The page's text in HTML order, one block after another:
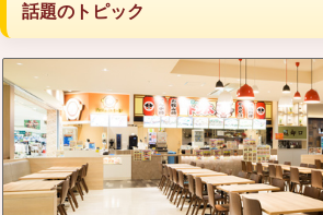
話題のトピック